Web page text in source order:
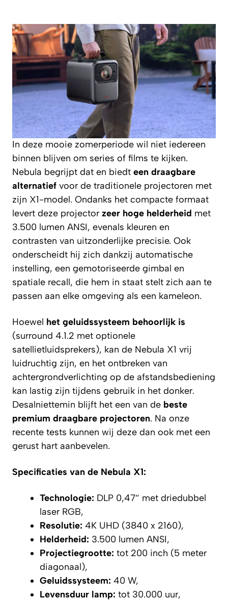
In deze mooie zomerperiode wil niet iedereen
binnen blijven om series of films te kijken.
Nebula begrijpt dat en biedt een draagbare
alternatief voor de traditionele projectoren met
zijn X1-model. Ondanks het compacte formaat
levert deze projector zeer hoge helderheid met
3.500 lumen ANSI, evenals kleuren en
contrasten van uitzonderlijke precisie. Ook
onderscheidt hij zich dankzij automatische
instelling, een gemotoriseerde gimbal en
spatiale recall, die hem in staat stelt zich aan te
passen aan elke omgeving als een kameleon.
Hoewel het geluidssysteem behoorlijk is
(surround 4.1.2 met optionele
satellietluidsprekers), kan de Nebula X1 vrij
luidruchtig zijn, en het ontbreken van
achtergrondverlichting op de afstandsbediening
kan lastig zijn tijdens gebruik in het donker.
Desalniettemin blijft het een van de beste
premium draagbare projectoren. Na onze
recente tests kunnen wij deze dan ook met een
gerust hart aanbevelen.
Specificaties van de Nebula X1:
Technologie: DLP 0,47″ met driedubbel
laser RGB,
Resolutie: 4K UHD (3840 x 2160),
Helderheid: 3.500 lumen ANSI,
Projectiegrootte: tot 200 inch (5 meter
diagonaal),
Geluidssysteem: 40 W,
Levensduur lamp: tot 30.000 uur,